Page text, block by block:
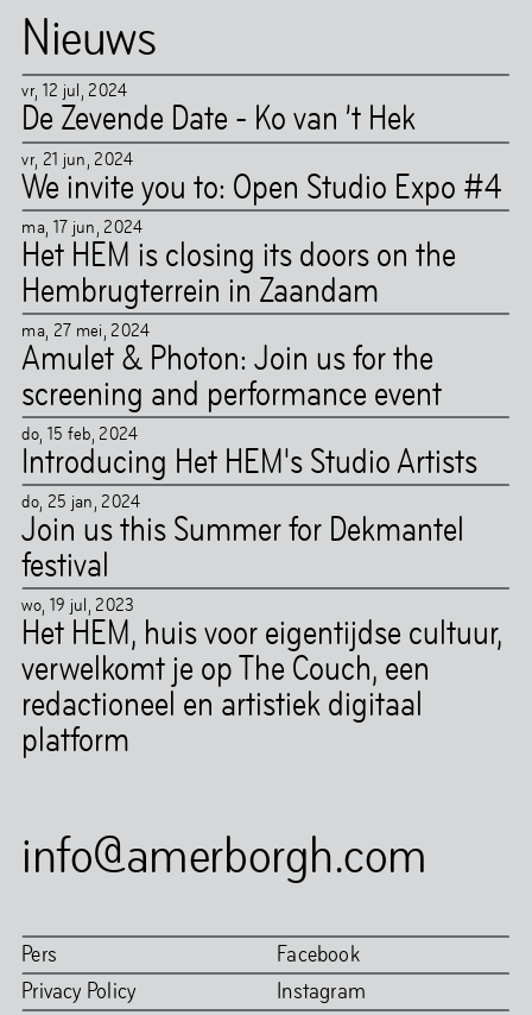
Nieuws
vr, 12 jul, 2024
De Zevende Date - Ko van ’t Hek
vr, 21 jun, 2024
We invite you to: Open Studio Expo #4
ma, 17 jun, 2024
Het HEM is closing its doors on the
Hembrugterrein in Zaandam
ma, 27 mei, 2024
Amulet & Photon: Join us for the
screening and performance event
do, 15 feb, 2024
Introducing Het HEM's Studio Artists
do, 25 jan, 2024
Join us this Summer for Dekmantel
festival
wo, 19 jul, 2023
Het HEM, huis voor eigentijdse cultuur,
verwelkomt je op The Couch, een
redactioneel en artistiek digitaal
platform
info@amerborgh.com
Pers
Privacy Policy
Facebook
Instagram